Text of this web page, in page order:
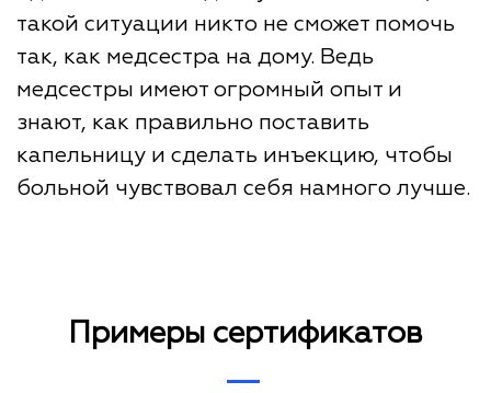
такой ситуации никто не сможет помочь
так, как медсестра на дому. Ведь
медсестры имеют огромный опыт и
знают, как правильно поставить
капельницу и сделать инъекцию, чтобы
больной чувствовал себя намного лучше.
Примеры сертификатов